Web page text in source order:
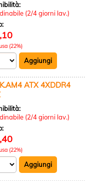
(2/4 giorni lav.)
(22%)
ATX 4XDDR4
(2/4 giorni lav.)
(22%)